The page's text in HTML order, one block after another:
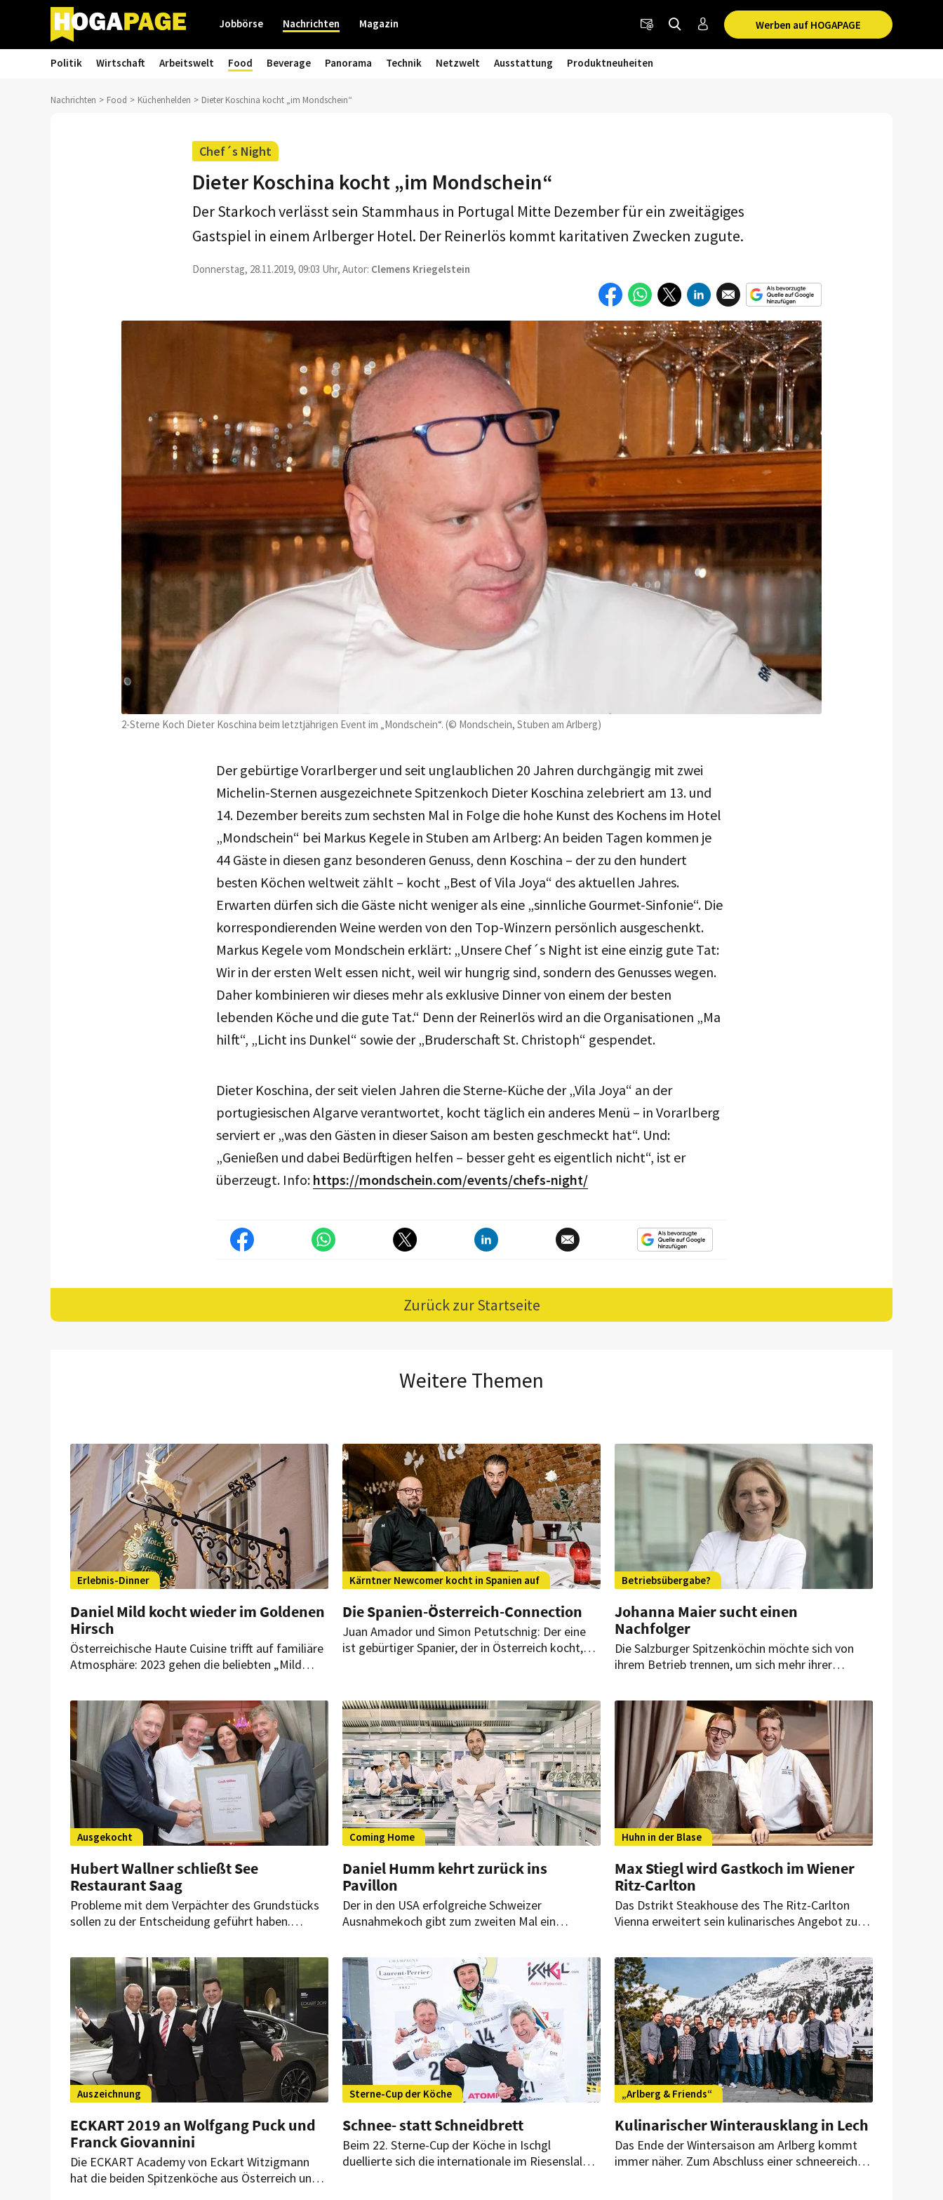
Werben auf HOGAPAGE
Jobbörse Nachrichten Magazin
Politik Wirtschaft Arbeitswelt Food Beverage Panorama Technik Netzwelt Ausstattung Produktneuheiten
Nachrichten Food Küchenhelden Dieter Koschina kocht „im Mondschein“
Chef´s Night
Dieter Koschina kocht „im Mondschein“
2-Sterne Koch Dieter Koschina beim letztjährigen Event im „Mondschein“. (© Mondschein, Stuben am Arlberg)
Der Starkoch verlässt sein Stammhaus in Portugal Mitte Dezember für ein zweitägiges
Gastspiel in einem Arlberger Hotel. Der Reinerlös kommt karitativen Zwecken zugute.
Donnerstag, 28.11.2019, 09:03 Uhr, Autor: Clemens Kriegelstein
Der gebürtige Vorarlberger und seit unglaublichen 20 Jahren durchgängig mit zwei
Michelin-Sternen ausgezeichnete Spitzenkoch Dieter Koschina zelebriert am 13. und
14. Dezember bereits zum sechsten Mal in Folge die hohe Kunst des Kochens im Hotel
„Mondschein“ bei Markus Kegele in Stuben am Arlberg: An beiden Tagen kommen je
44 Gäste in diesen ganz besonderen Genuss, denn Koschina – der zu den hundert
besten Köchen weltweit zählt – kocht „Best of Vila Joya“ des aktuellen Jahres.
Erwarten dürfen sich die Gäste nicht weniger als eine „sinnliche Gourmet-Sinfonie“. Die
korrespondierenden Weine werden von den Top-Winzern persönlich ausgeschenkt.
Markus Kegele vom Mondschein erklärt: „Unsere Chef´s Night ist eine einzig gute Tat:
Wir in der ersten Welt essen nicht, weil wir hungrig sind, sondern des Genusses wegen.
Daher kombinieren wir dieses mehr als exklusive Dinner von einem der besten
lebenden Köche und die gute Tat.“ Denn der Reinerlös wird an die Organisationen „Ma
hilft“, „Licht ins Dunkel“ sowie der „Bruderschaft St. Christoph“ gespendet.
Dieter Koschina, der seit vielen Jahren die Sterne-Küche der „Vila Joya“ an der
portugiesischen Algarve verantwortet, kocht täglich ein anderes Menü – in Vorarlberg
serviert er „was den Gästen in dieser Saison am besten geschmeckt hat“. Und:
„Genießen und dabei Bedürftigen helfen – besser geht es eigentlich nicht“, ist er
überzeugt. Info: https://mondschein.com/events/chefs-night/
Zurück zur Startseite
Weitere Themen
Erlebnis-Dinner
Daniel Mild kocht wieder im Goldenen
Hirsch
Österreichische Haute Cuisine trifft auf familiäre
Atmosphäre: 2023 gehen die beliebten „Mild
ausgezeichneten Restaurant Goldener Hirsch in
die dritte Runde.
Kärntner Newcomer kocht in Spanien auf
Die Spanien-Österreich-Connection
Juan Amador und Simon Petutschnig: Der eine
ist gebürtiger Spanier, der in Österreich kocht,
Betriebsübergabe?
Johanna Maier sucht einen
Nachfolger
Die Salzburger Spitzenköchin möchte sich von
ihrem Betrieb trennen, um sich mehr ihrer
widmen zu können.
Ausgekocht
Hubert Wallner schließt See
Restaurant Saag
Probleme mit dem Verpächter des Grundstücks
sollen zu der Entscheidung geführt haben.
Wörthersees weitermachen.
Coming Home
Daniel Humm kehrt zurück ins
Pavillon
Der in den USA erfolgreiche Schweizer
Ausnahmekoch gibt zum zweiten Mal ein
in Zürich.
Huhn in der Blase
Max Stiegl wird Gastkoch im Wiener
Ritz-Carlton
Das Dstrikt Steakhouse des The Ritz-Carlton
Vienna erweitert sein kulinarisches Angebot zu
Stiegl und den Signature Dishes seiner „Gut
Purbach“-Küche.
Auszeichnung
ECKART 2019 an Wolfgang Puck und
Franck Giovannini
Die ECKART Academy von Eckart Witzigmann
hat die beiden Spitzenköche aus Österreich und
Sterne-Cup der Köche
Schnee- statt Schneidbrett
Beim 22. Sterne-Cup der Köche in Ischgl
duellierte sich die internationale im Riesenslalom
„Arlberg & Friends“
Kulinarischer Winterausklang in Lech
Das Ende der Wintersaison am Arlberg kommt
immer näher. Zum Abschluss einer schneereichen